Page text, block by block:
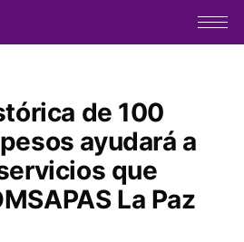
de 100
ayudará a
que
La Paz